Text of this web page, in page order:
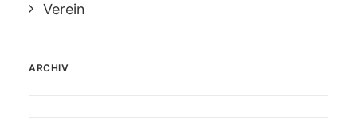
Verein
ARCHIV